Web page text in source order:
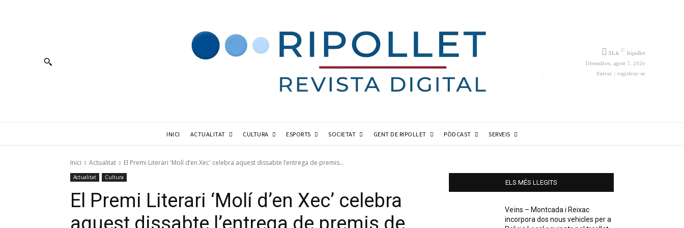
31.6 C Ripollet
Divendres, agost 7, 2026
Entrar / registrar-se
INICI ACTUALITAT CULTURA ESPORTS SOCIETAT GENT DE RIPOLLET PÒDCAST SERVEIS
Inici Actualitat El Premi Literari 'Molí d’en Xec' celebra aquest dissabte l’entrega de premis...
Actualitat Cultura
El Premi Literari ‘Molí d’en Xec’ celebra
aquest dissabte l’entrega de premis de
ELS MÉS LLEGITS
Veïns – Montcada i Reixac
incorpora dos nous vehicles per a